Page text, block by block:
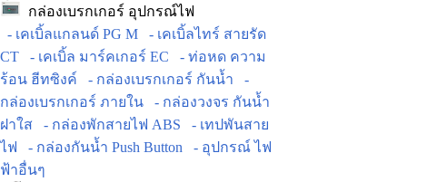
กล่องเบรกเกอร์ อุปกรณ์ไฟ
- เคเบิ้ลแกลนด์ PG M
- เคเบิ้ลไทร์ สายรัด
CT
- เคเบิ้ล มาร์คเกอร์ EC
- ท่อหด ความ
ร้อน ฮีทซิงค์
- กล่องเบรกเกอร์ กันน้ำ
-
กล่องเบรกเกอร์ ภายใน
- กล่องวงจร กันน้ำ
ฝาใส
- กล่องพักสายไฟ ABS
- เทปพันสาย
ไฟ
- กล่องกันน้ำ Push Button
- อุปกรณ์ ไฟ
ฟ้าอื่นๆ